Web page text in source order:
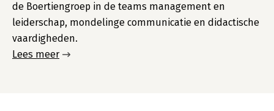
de Boertiengroep in de teams management en
leiderschap, mondelinge communicatie en didactische
vaardigheden.
Lees meer